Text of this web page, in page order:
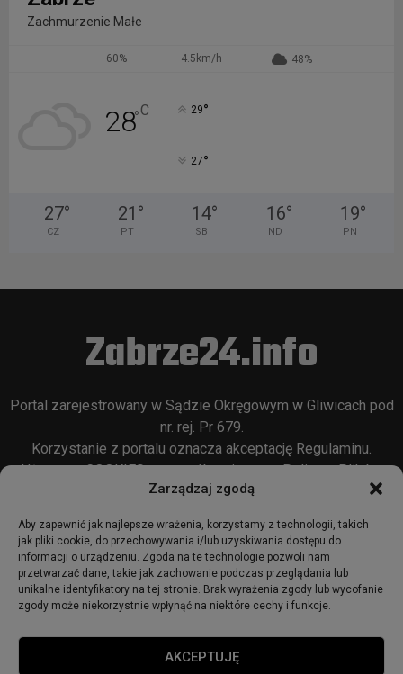
Zarządzaj zgodą
Aby zapewnić jak najlepsze wrażenia, korzystamy z technologii, takich
jak pliki cookie, do przechowywania i/lub uzyskiwania dostępu do
informacji o urządzeniu. Zgoda na te technologie pozwoli nam
przetwarzać dane, takie jak zachowanie podczas przeglądania lub
unikalne identyfikatory na tej stronie. Brak wyrażenia zgody lub wycofanie
zgody może niekorzystnie wpłynąć na niektóre cechy i funkcje.
AKCEPTUJĘ
Zachmurzenie Małe
60% 4.5km/h 48%
28°C 29°
27°
27°
CZ
21 °
PT
14°
SB
16°
ND
19°
PN
Zabrze24.info
Portal zarejestrowany w Sądzie Okręgowym w Gliwicach pod
nr. rej. Pr 679.
Korzystanie z portalu oznacza akceptację Regulaminu.
Używamy COOKIES w sposób opisany wPolityce Plików
Cookie
© 2018 - zabrze24.info.